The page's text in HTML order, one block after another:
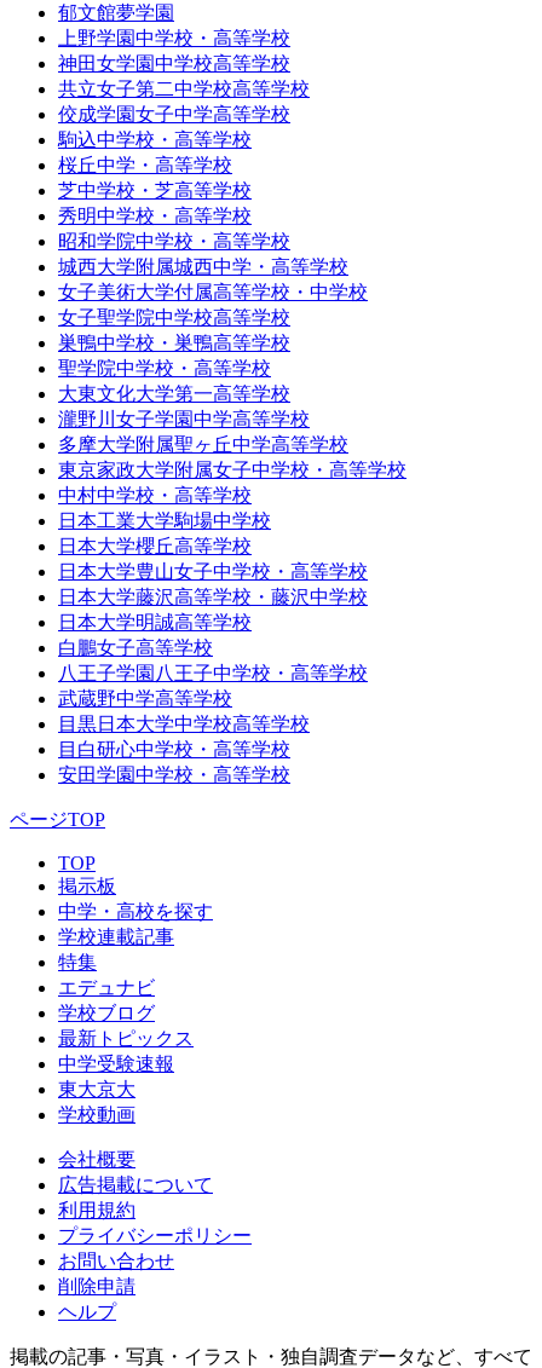
郁文館夢学園
上野学園中学校・高等学校
神田女学園中学校高等学校
共立女子第二中学校高等学校
佼成学園女子中学高等学校
駒込中学校・高等学校
桜丘中学・高等学校
芝中学校・芝高等学校
秀明中学校・高等学校
昭和学院中学校・高等学校
城西大学附属城西中学・高等学校
女子美術大学付属高等学校・中学校
女子聖学院中学校高等学校
巣鴨中学校・巣鴨高等学校
聖学院中学校・高等学校
大東文化大学第一高等学校
瀧野川女子学園中学高等学校
多摩大学附属聖ヶ丘中学高等学校
東京家政大学附属女子中学校・高等学校
中村中学校・高等学校
日本工業大学駒場中学校
日本大学櫻丘高等学校
日本大学豊山女子中学校・高等学校
日本大学藤沢高等学校・藤沢中学校
日本大学明誠高等学校
白鵬女子高等学校
八王子学園八王子中学校・高等学校
武蔵野中学高等学校
目黒日本大学中学校高等学校
目白研心中学校・高等学校
安田学園中学校・高等学校
ページTOP
TOP
掲示板
中学・高校を探す
学校連載記事
特集
エデュナビ
学校ブログ
最新トピックス
中学受験速報
東大京大
学校動画
会社概要
広告掲載について
利用規約
プライバシーポリシー
お問い合わせ
削除申請
ヘルプ
掲載の記事・写真・イラスト・独自調査データなど、すべて